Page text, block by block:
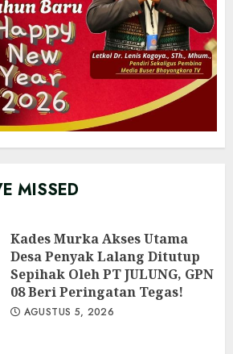
MISSED
Kades Murka Akses Utama
Desa Penyak Lalang Ditutup
Sepihak Oleh PT JULUNG, GPN
08 Beri Peringatan Tegas!
AGUSTUS 5, 2026